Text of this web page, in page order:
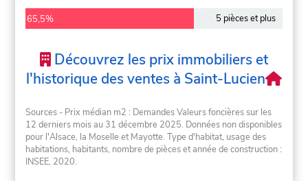
65,5% 5 pièces et plus
Découvrez les prix immobiliers et
l'historique des ventes à Saint-Lucien
Sources - Prix médian m2 : Demandes Valeurs foncières sur les
12 derniers mois au 31 décembre 2025. Données non disponibles
pour l'Alsace, la Moselle et Mayotte. Type d'habitat, usage des
habitations, habitants, nombre de pièces et année de construction :
INSEE, 2020.